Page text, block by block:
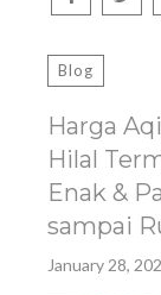
Blog
Harga
Hilal
Enak &
sampai
January 28,